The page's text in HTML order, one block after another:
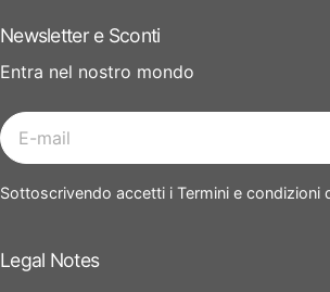
Legal Notes
Newsletter e Sconti
Entra nel nostro mondo
E-
mail
Sottoscrivendo accetti i Termini e condizioni